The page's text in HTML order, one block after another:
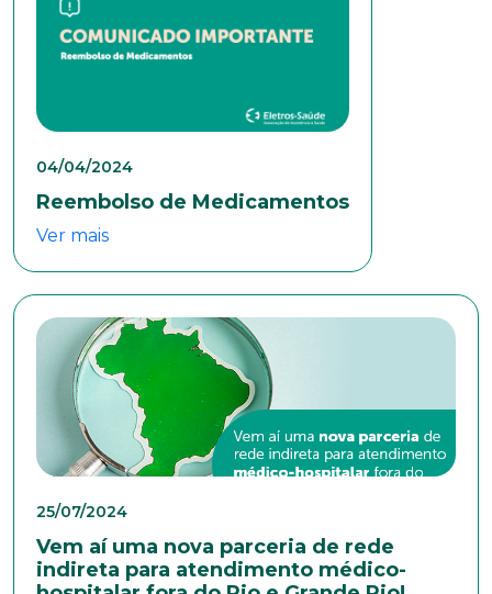
04/04/2024
Reembolso de Medicamentos
Ver mais
25/07/2024
Vem aí uma nova parceria de rede
indireta para atendimento médico-
Masculino
Área de interesse